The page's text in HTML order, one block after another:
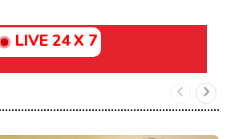
LIVE 24 X 7